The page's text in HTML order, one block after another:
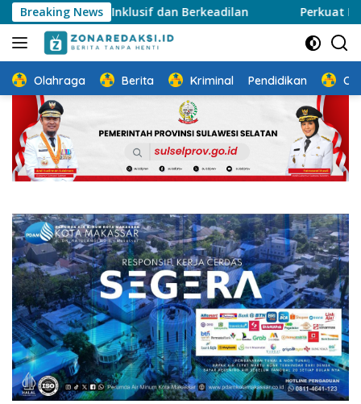
Langsung
ke
konten
Breaking News
Inklusif dan Berkeadilan Perkuat Ketahanan
Olahraga Berita Kriminal Pendidikan